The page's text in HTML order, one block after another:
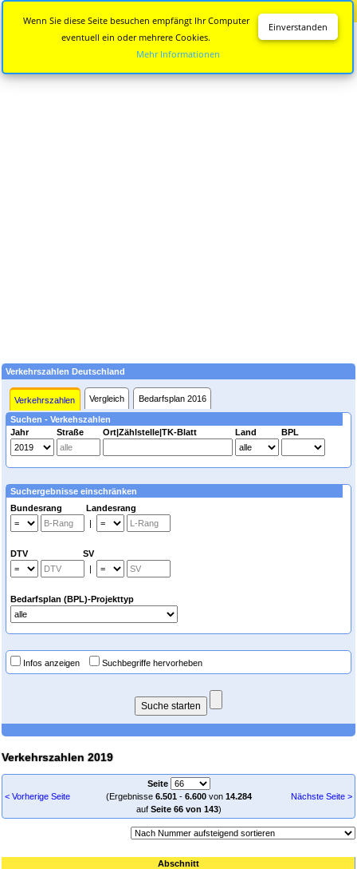
Verkehrszahlen Deutschland
Verkehrszahlen Vergleich Bedarfsplan 2016
Suchen - Verkehszahlen
Jahr
Straße Ort|Zählstelle|TK-Blatt Land BPL
Suchergebnisse einschränken
Bundesrang Landesrang
|
DTV SV
|
Bedarfsplan (BPL)-Projekttyp
Infos anzeigen Suchbegriffe hervorheben
Verkehrszahlen 2019
< Vorherige Seite
Seite
(Ergebnisse 6.501- 6.600von 14.284
auf Seite 66 von 143)
Nächste Seite >
Abschnitt
Einverstanden
Wenn Sie diese Seite besuchen empfängt Ihr Computer
eventuell ein oder mehrere Cookies.
Mehr Informationen